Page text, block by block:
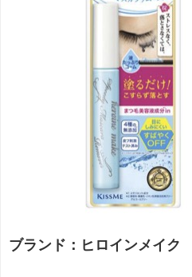
ブランド：ヒロインメイク